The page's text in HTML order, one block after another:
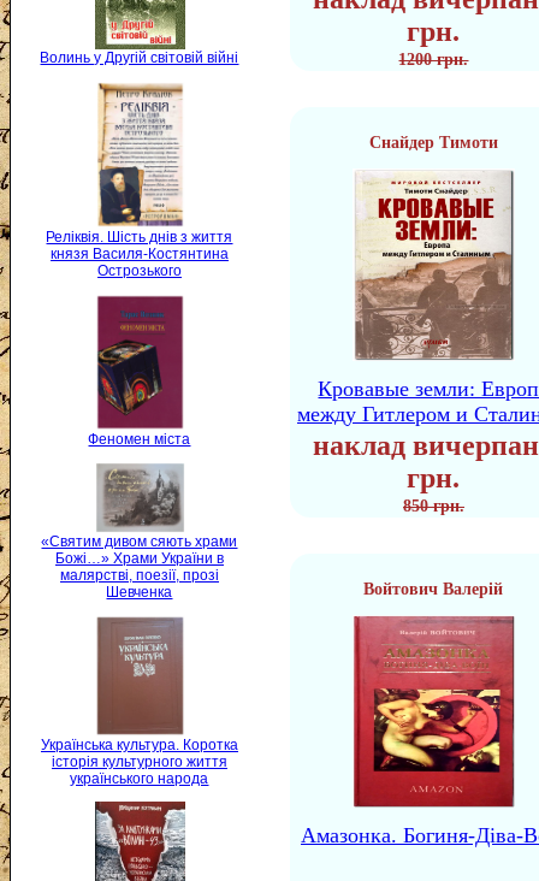
Волинь у Другій світовій війні
Реліквія. Шість днів з життя
князя Василя-Костянтина
Острозького
Феномен міста
«Святим дивом сяють храми
Божі…» Храми України в
малярстві, поезії, прозі
Шевченка
Українська культура. Коротка
історія культурного життя
українського народа
грн.
1200 грн.
Снайдер Тимоти
Кровавые земли:
между Гитлером и
наклад
грн.
850 грн.
Войтович Валерій
Амазонка. Богиня-Діва-